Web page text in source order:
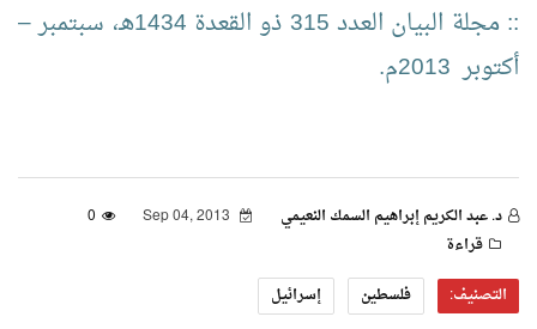
:: مجلة البيان العدد 315 ذو القعدة 1434هـ، سبتمبر
–
أكتوبر 2013م.
د. عبد الكريم إبراهيم السمك النعيمي
0
قراءة
التصنيف:
فلسطين إسرائيل